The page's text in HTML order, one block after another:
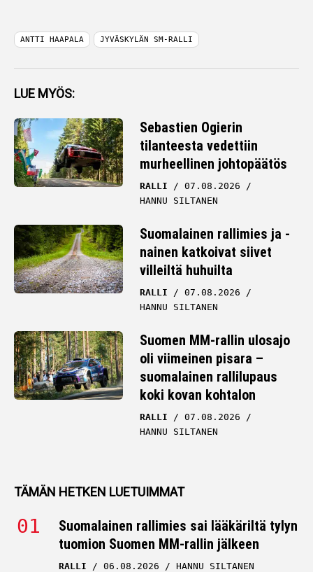
ANTTI HAAPALA JYVÄSKYLÄN SM-RALLI
LUE MYÖS:
Sebastien Ogierin
tilanteesta vedettiin
murheellinen johtopäätös
RALLI
07.08.2026
HANNU SILTANEN
Suomalainen rallimies ja -
nainen katkoivat siivet
villeiltä huhuilta
RALLI
07.08.2026
HANNU SILTANEN
Suomen MM-rallin ulosajo
oli viimeinen pisara –
suomalainen rallilupaus
koki kovan kohtalon
RALLI
07.08.2026
HANNU SILTANEN
TÄMÄN HETKEN LUETUIMMAT
Suomalainen rallimies sai lääkäriltä tylyn
tuomion Suomen MM-rallin jälkeen
RALLI 06.08.2026 HANNU SILTANEN